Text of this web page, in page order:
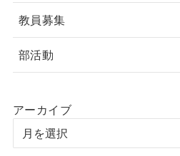
教員募集
部活動
アーカイブ